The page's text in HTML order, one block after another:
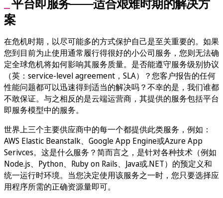
平台即服务——适合艰难时期的解决方
案
在危机时期，以尽可能多的方式保护自己是至关重要的。如果
您到目前为止使用通常履行得很好的小公司服务，您则无法确
定全球危机将如何影响其服务质量。是否能遵守服务级别协议
（英：service-level agreement，SLA）？您客户报告的任何
性能问题都可以迅速得到适当的解决吗？不幸的是，我们谁都
不敢保证。与之相反的是云端运营商，其提供的服务包括平台
即服务模型中的服务。
世界上三个主要供应商中的每一个都提供此类服务，例如：
AWS Elastic Beanstalk、Google App Engine或Azure App
Serivces。这是什么服务？简而言之，是针对各种技术（例如
Node.js、Python、Ruby on Rails、Java或.NET）的预定义和
统一运行时环境。当您决定使用该服务之一时，您只要选择应
用程序所需的正确资源量即可。